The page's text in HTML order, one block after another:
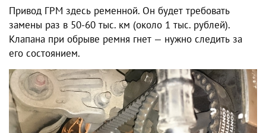
Привод ГРМ здесь ременной. Он будет требовать
замены раз в 50-60 тыс. км (около 1 тыс. рублей).
Клапана при обрыве ремня гнет — нужно следить за
его состоянием.